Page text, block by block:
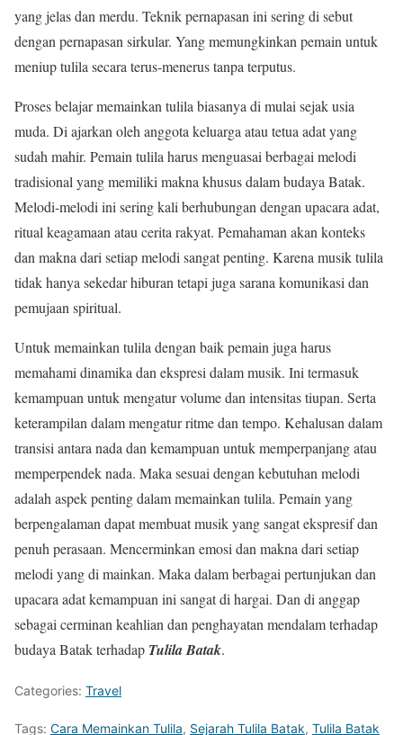
yang jelas dan merdu. Teknik pernapasan ini sering di sebut
dengan pernapasan sirkular. Yang memungkinkan pemain untuk
meniup tulila secara terus-menerus tanpa terputus.
Proses belajar memainkan tulila biasanya di mulai sejak usia
muda. Di ajarkan oleh anggota keluarga atau tetua adat yang
sudah mahir. Pemain tulila harus menguasai berbagai melodi
tradisional yang memiliki makna khusus dalam budaya Batak.
Melodi-melodi ini sering kali berhubungan dengan upacara adat,
ritual keagamaan atau cerita rakyat. Pemahaman akan konteks
dan makna dari setiap melodi sangat penting. Karena musik tulila
tidak hanya sekedar hiburan tetapi juga sarana komunikasi dan
pemujaan spiritual.
Untuk memainkan tulila dengan baik pemain juga harus
memahami dinamika dan ekspresi dalam musik. Ini termasuk
kemampuan untuk mengatur volume dan intensitas tiupan. Serta
keterampilan dalam mengatur ritme dan tempo. Kehalusan dalam
transisi antara nada dan kemampuan untuk memperpanjang atau
memperpendek nada. Maka sesuai dengan kebutuhan melodi
adalah aspek penting dalam memainkan tulila. Pemain yang
berpengalaman dapat membuat musik yang sangat ekspresif dan
penuh perasaan. Mencerminkan emosi dan makna dari setiap
melodi yang di mainkan. Maka dalam berbagai pertunjukan dan
upacara adat kemampuan ini sangat di hargai. Dan di anggap
sebagai cerminan keahlian dan penghayatan mendalam terhadap
budaya Batak terhadap Tulila Batak.
Categories: Travel
Tags: Cara Memainkan Tulila, Sejarah Tulila Batak, Tulila Batak